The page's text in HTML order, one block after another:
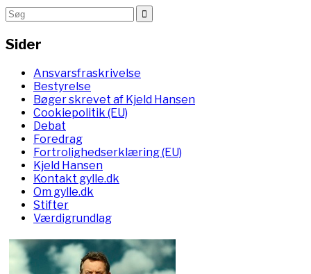
Sider
Ansvarsfraskrivelse
Bestyrelse
Bøger skrevet af Kjeld Hansen
Cookiepolitik (EU)
Debat
Foredrag
Fortrolighedserklæring (EU)
Kjeld Hansen
Kontakt gylle.dk
Om gylle.dk
Stifter
Værdigrundlag